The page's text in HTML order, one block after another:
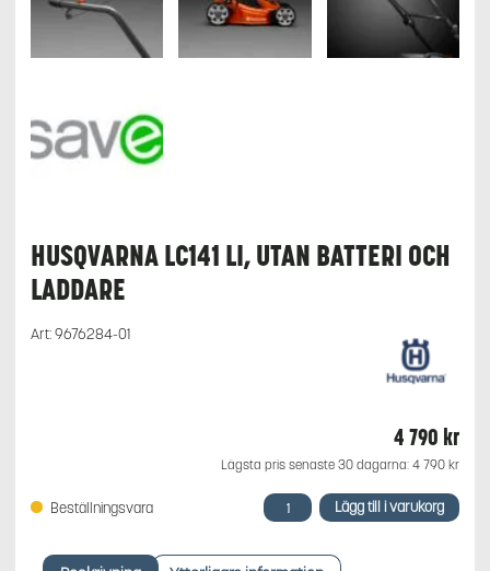
HUSQVARNA LC141 LI, UTAN BATTERI OCH
LADDARE
Art:9676284-01
4 790 kr
Lägsta pris senaste 30 dagarna: 4 790 kr
Beställningsvara
Husqvarna
LC141
utan
Lägg till i varukorg